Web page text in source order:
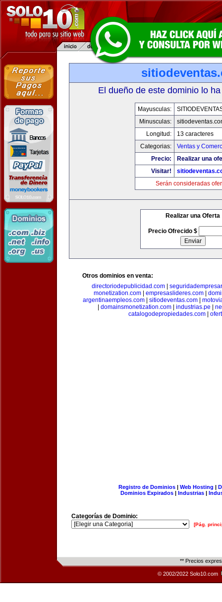
El dueño de este dominio lo
Mayusculas:
Minusculas:
Longitud:
13 caracteres
Categorias:
Ventas y
Precio:
Realizar una
Visitar!
Serán consideradas
Realizar una Oferta
Precio Ofrecido $
Otros dominios en venta:
directoriodepublicidad.com|
monetization.com
empresaslideres.com
argentinaempleos.com
sitiodeventas.com
domainsmonetization.com| industrias.pe
catalogodepropiedades.com
Registro de Dominios| Web Hosting |
Dominios Expirados | Industrias |
Categorías de Dominio:
[Pág.
** Precios
© 2002/2022 Solo10.com